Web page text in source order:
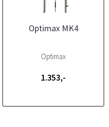
Optimax MK4
Optimax
1.353,-